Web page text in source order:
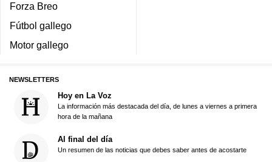
Forza Breo
Fútbol gallego
Motor gallego
NEWSLETTERS
Hoy en La Voz
La información más destacada del día, de lunes a viernes a primera
hora de la mañana
Al final del día
Un resumen de las noticias que debes saber antes de acostarte